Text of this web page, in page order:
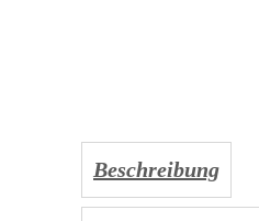
Beschreibung